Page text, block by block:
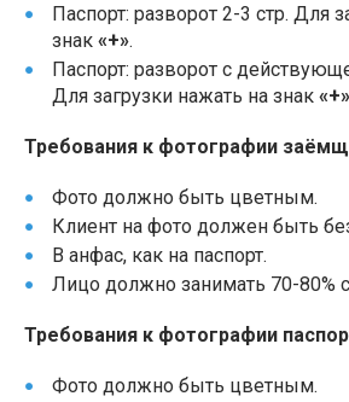
Паспорт: разворот 2-3 стр. Для
знак «+».
Паспорт: разворот с
Для загрузки нажать на знак «+»
Требования к фотографии
Фото должно быть цветным.
Клиент на фото должен быть
В анфас, как на паспорт.
Лицо должно занимать 70-80%
Требования к фотографии
Фото должно быть цветным.